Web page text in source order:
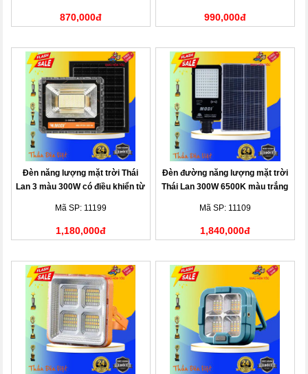
870,000đ 990,000đ
Đèn năng lượng mặt trời Thái
Lan 3 màu 300W có điều khiển từ
Mã SP: 11199
1,180,000đ
Đèn đường năng lượng mặt trời
Thái Lan 300W 6500K màu trắng
Mã SP: 11109
1,840,000đ